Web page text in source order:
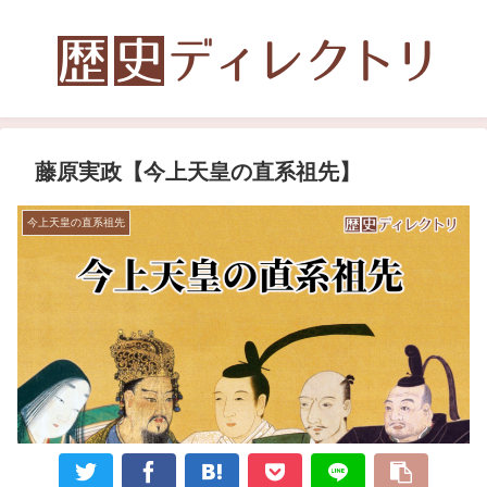
藤原実政【今上天皇の直系祖先】
今上天皇の直系祖先